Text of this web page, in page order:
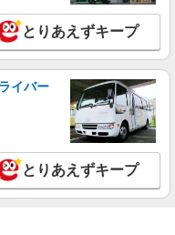
とりあえずキープ
イバー
とりあえずキープ